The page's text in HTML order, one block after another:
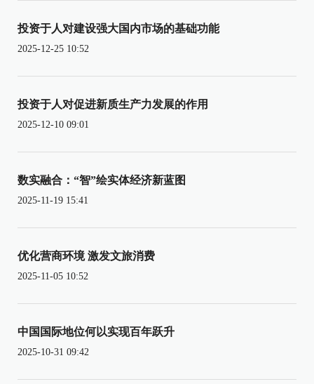
投资于人对建设强大国内市场的基础功能
2025-12-25 10:52
投资于人对促进新质生产力发展的作用
2025-12-10 09:01
数实融合：“智”绘实体经济新蓝图
2025-11-19 15:41
优化营商环境 激发文旅消费
2025-11-05 10:52
中国国际地位何以实现百年跃升
2025-10-31 09:42